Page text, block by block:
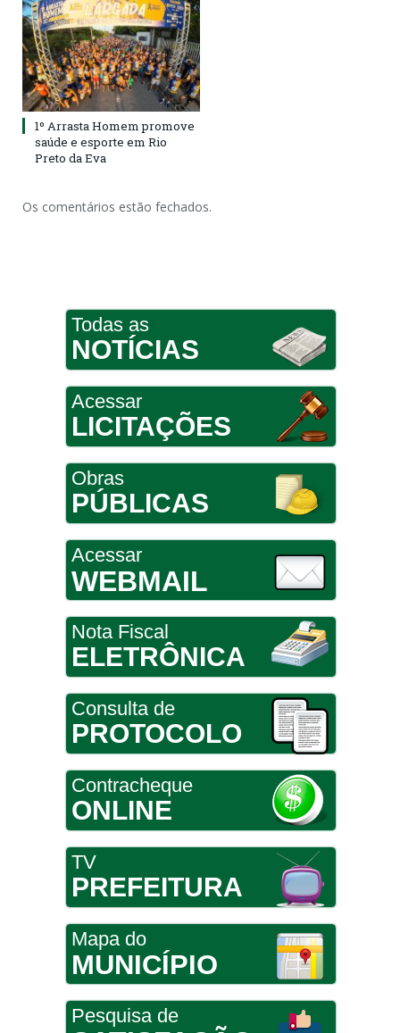
1º Arrasta Homem promove
saúde e esporte em Rio
Preto da Eva
Os comentários estão fechados.
Todas as
NOTÍCIAS
Acessar
LICITAÇÕES
Obras
PÚBLICAS
Acessar
WEBMAIL
Nota Fiscal
ELETRÔNICA
Consulta de
PROTOCOLO
Contracheque
ONLINE
TV
PREFEITURA
Mapa do
MUNICÍPIO
Pesquisa de